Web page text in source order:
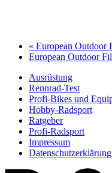
« European Outdoor
European Outdoor
Ausrüstung
Rennrad-Test
Profi-Bikes und
Hobby-Radsport
Ratgeber
Profi-Radsport
Impressum